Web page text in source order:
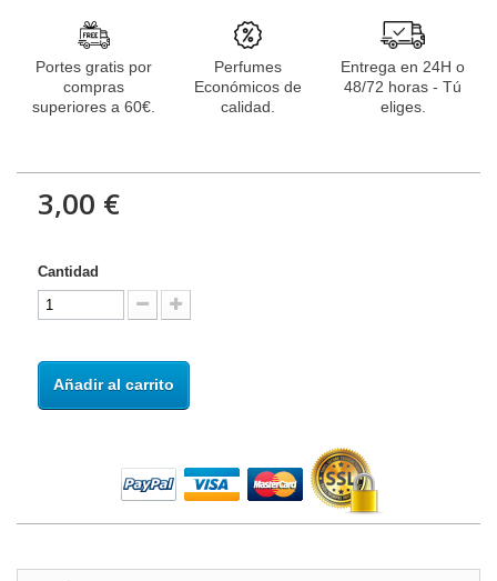
Portes gratis por
compras
superiores a 60€.
Perfumes
Económicos de
calidad.
Entrega en 24H o
48/72 horas - Tú
eliges.
3,00 €
Cantidad
Añadir al carrito